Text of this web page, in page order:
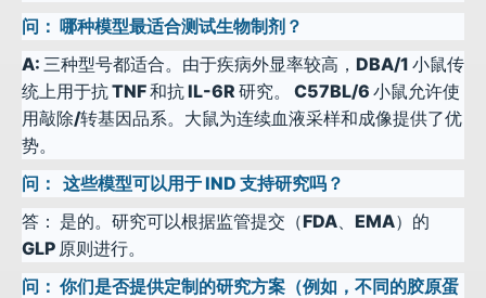
问： 哪种模型最适合测试生物制剂？
A: 三种型号都适合。由于疾病外显率较高，DBA/1 小鼠传
统上用于抗 TNF 和抗 IL-6R 研究。 C57BL/6 小鼠允许使
用敲除/转基因品系。大鼠为连续血液采样和成像提供了优
势。
问： 这些模型可以用于 IND 支持研究吗？
答： 是的。研究可以根据监管提交（FDA、EMA）的
GLP 原则进行。
问： 你们是否提供定制的研究方案（例如，不同的胶原蛋